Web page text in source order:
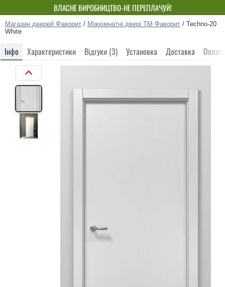
ВЛАСНЕ ВИРОБНИЦТВО-НЕ ПЕРЕПЛАЧУЙ!
Магазин дверей Фаворит / Міжкімнатні двері ТМ Фаворит / Techno-20
White
Інфо Характеристики Відгуки (3) Установка Доставка Оплата